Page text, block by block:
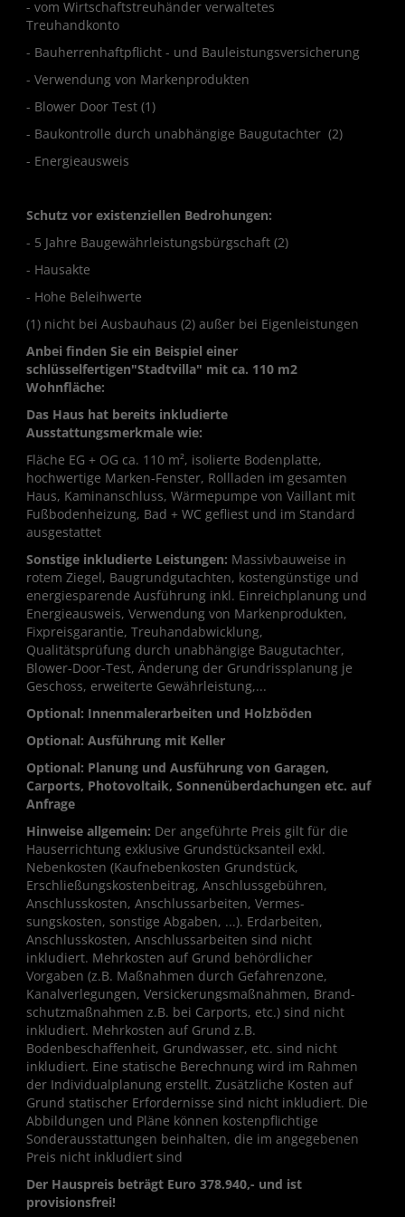
- vom Wirtschaftstreuhänder verwaltetes
Treuhandkonto
- Bauherrenhaftpflicht - und Bauleistungsversicherung
- Verwendung von Markenprodukten
- Blower Door Test (1)
- Baukontrolle durch unabhängige Baugutachter (2)
- Energieausweis
Schutz vor existenziellen Bedrohungen:
- 5 Jahre Baugewährleistungsbürgschaft (2)
- Hausakte
- Hohe Beleihwerte
(1) nicht bei Ausbauhaus (2) außer bei Eigenleistungen
Anbei finden Sie ein Beispiel einer
schlüsselfertigen"Stadtvilla" mit ca. 110 m2
Wohnfläche:
Das Haus hat bereits inkludierte
Ausstattungsmerkmale wie:
Fläche EG + OG ca. 110 m², isolierte Bodenplatte,
hochwertige Marken-Fenster, Rollladen im gesamten
Haus, Kaminanschluss, Wärmepumpe von Vaillant mit
Fußbodenheizung, Bad + WC gefliest und im Standard
ausgestattet
Sonstige inkludierte Leistungen: Massivbauweise in
rotem Ziegel, Baugrundgutachten, kostengünstige und
energiesparende Ausführung inkl. Einreichplanung und
Energieausweis, Verwendung von Markenprodukten,
Fixpreisgarantie, Treuhandabwicklung,
Qualitätsprüfung durch unabhängige Baugutachter,
Blower-Door-Test, Änderung der Grundrissplanung je
Geschoss, erweiterte Gewährleistung,...
Optional: Innenmalerarbeiten und Holzböden
Optional:Ausführung mit Keller
Optional: Planung und Ausführung von Garagen,
Carports, Photovoltaik, Sonnenüberdachungen etc. auf
Anfrage
Hinweise allgemein: Der angeführte Preis gilt für die
Hauserrichtung exklusive Grundstücksanteil exkl.
Nebenkosten (Kaufnebenkosten Grundstück,
Erschließungskostenbeitrag, Anschlussgebühren,
Anschlusskosten, Anschlussarbeiten, Vermes-
sungskosten, sonstige Abgaben, ...). Erdarbeiten,
Anschlusskosten, Anschlussarbeiten sind nicht
inkludiert. Mehrkosten auf Grund behördlicher
Vorgaben (z.B. Maßnahmen durch Gefahrenzone,
Kanalverlegungen, Versickerungsmaßnahmen, Brand-
schutzmaßnahmen z.B. bei Carports, etc.) sind nicht
inkludiert. Mehrkosten auf Grund z.B.
Bodenbeschaffenheit, Grundwasser, etc. sind nicht
inkludiert. Eine statische Berechnung wird im Rahmen
der Individualplanung erstellt. Zusätzliche Kosten auf
Grund statischer Erfordernisse sind nicht inkludiert. Die
Abbildungen und Pläne können kostenpflichtige
Sonderausstattungen beinhalten, die im angegebenen
Preis nicht inkludiert sind
Der Hauspreis beträgt Euro 378.940,- und ist
provisionsfrei!